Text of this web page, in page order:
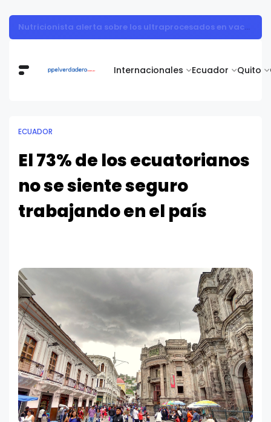
Internacionales Ecuador Quito
Muestra de arte contemporáneo reunió a cuerpo diplomático y artistas nacionales en la Academia Diplomática Galo Plaza
ECUADOR
El 73% de los ecuatorianos
no se siente seguro
trabajando en el país